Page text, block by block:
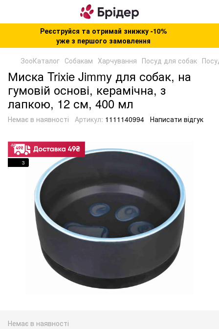
Реєструйся та отримай знижку -10%
уже з першого замовлення
ЗооКаталог Собакам Харчування Посуд для собак
Миска Trixie Jimmy для собак, на
гумовій основі, керамічна, з
лапкою, 12 см, 400 мл
Немає в наявності Артикул: 1111140994 Написати відгук
3
Немає в наявності